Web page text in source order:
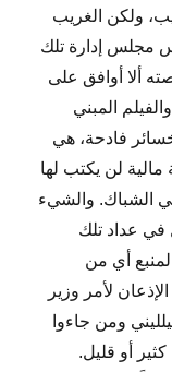
ولكن الغريب
مجلس إدارة تلك
ألا أوافق على
المبني
فادحة، هي
لن يكتب لها
في الشباك. والشيء
في عداد تلك
أي من
لأمر وزير
ومن جاءوا
أو قليل.